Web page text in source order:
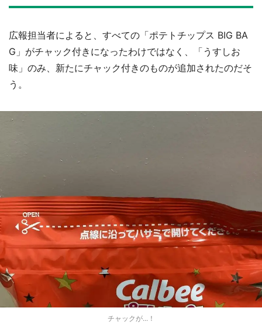
広報担当者によると、すべての「ポテトチップス BIG BA
G」がチャック付きになったわけではなく、「うすしお
味」のみ、新たにチャック付きのものが追加されたのだそ
う。
チャックが...！